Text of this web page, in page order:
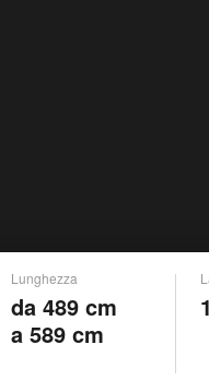
Lunghezza
da 489 cm
a 589 cm